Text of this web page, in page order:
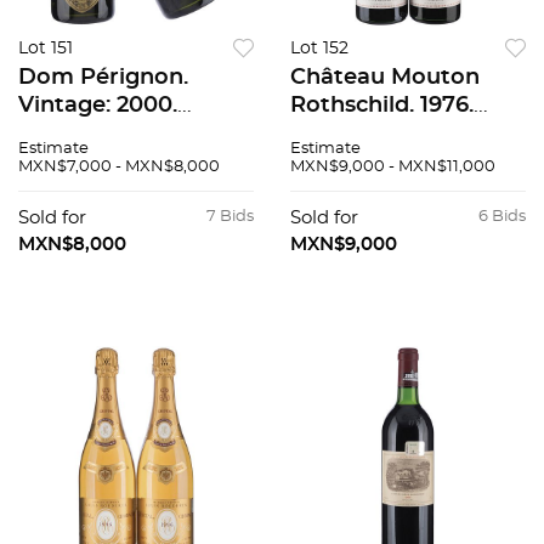
Lot 151
Dom Pérignon.
Vintage: 2000.
Piezas: 2. 91 / 100.
Estimate
MXN$7,000 - MXN$8,000
7 Bids
Sold for
MXN$8,000
Lot 152
Château Mouton
Rothschild. 1976.
Etiqueta diseño de
Niveles: en la punta
del hombro. 87/100.
Estimate
MXN$9,000 - MXN$11,000
6 Bids
Sold for
MXN$9,000